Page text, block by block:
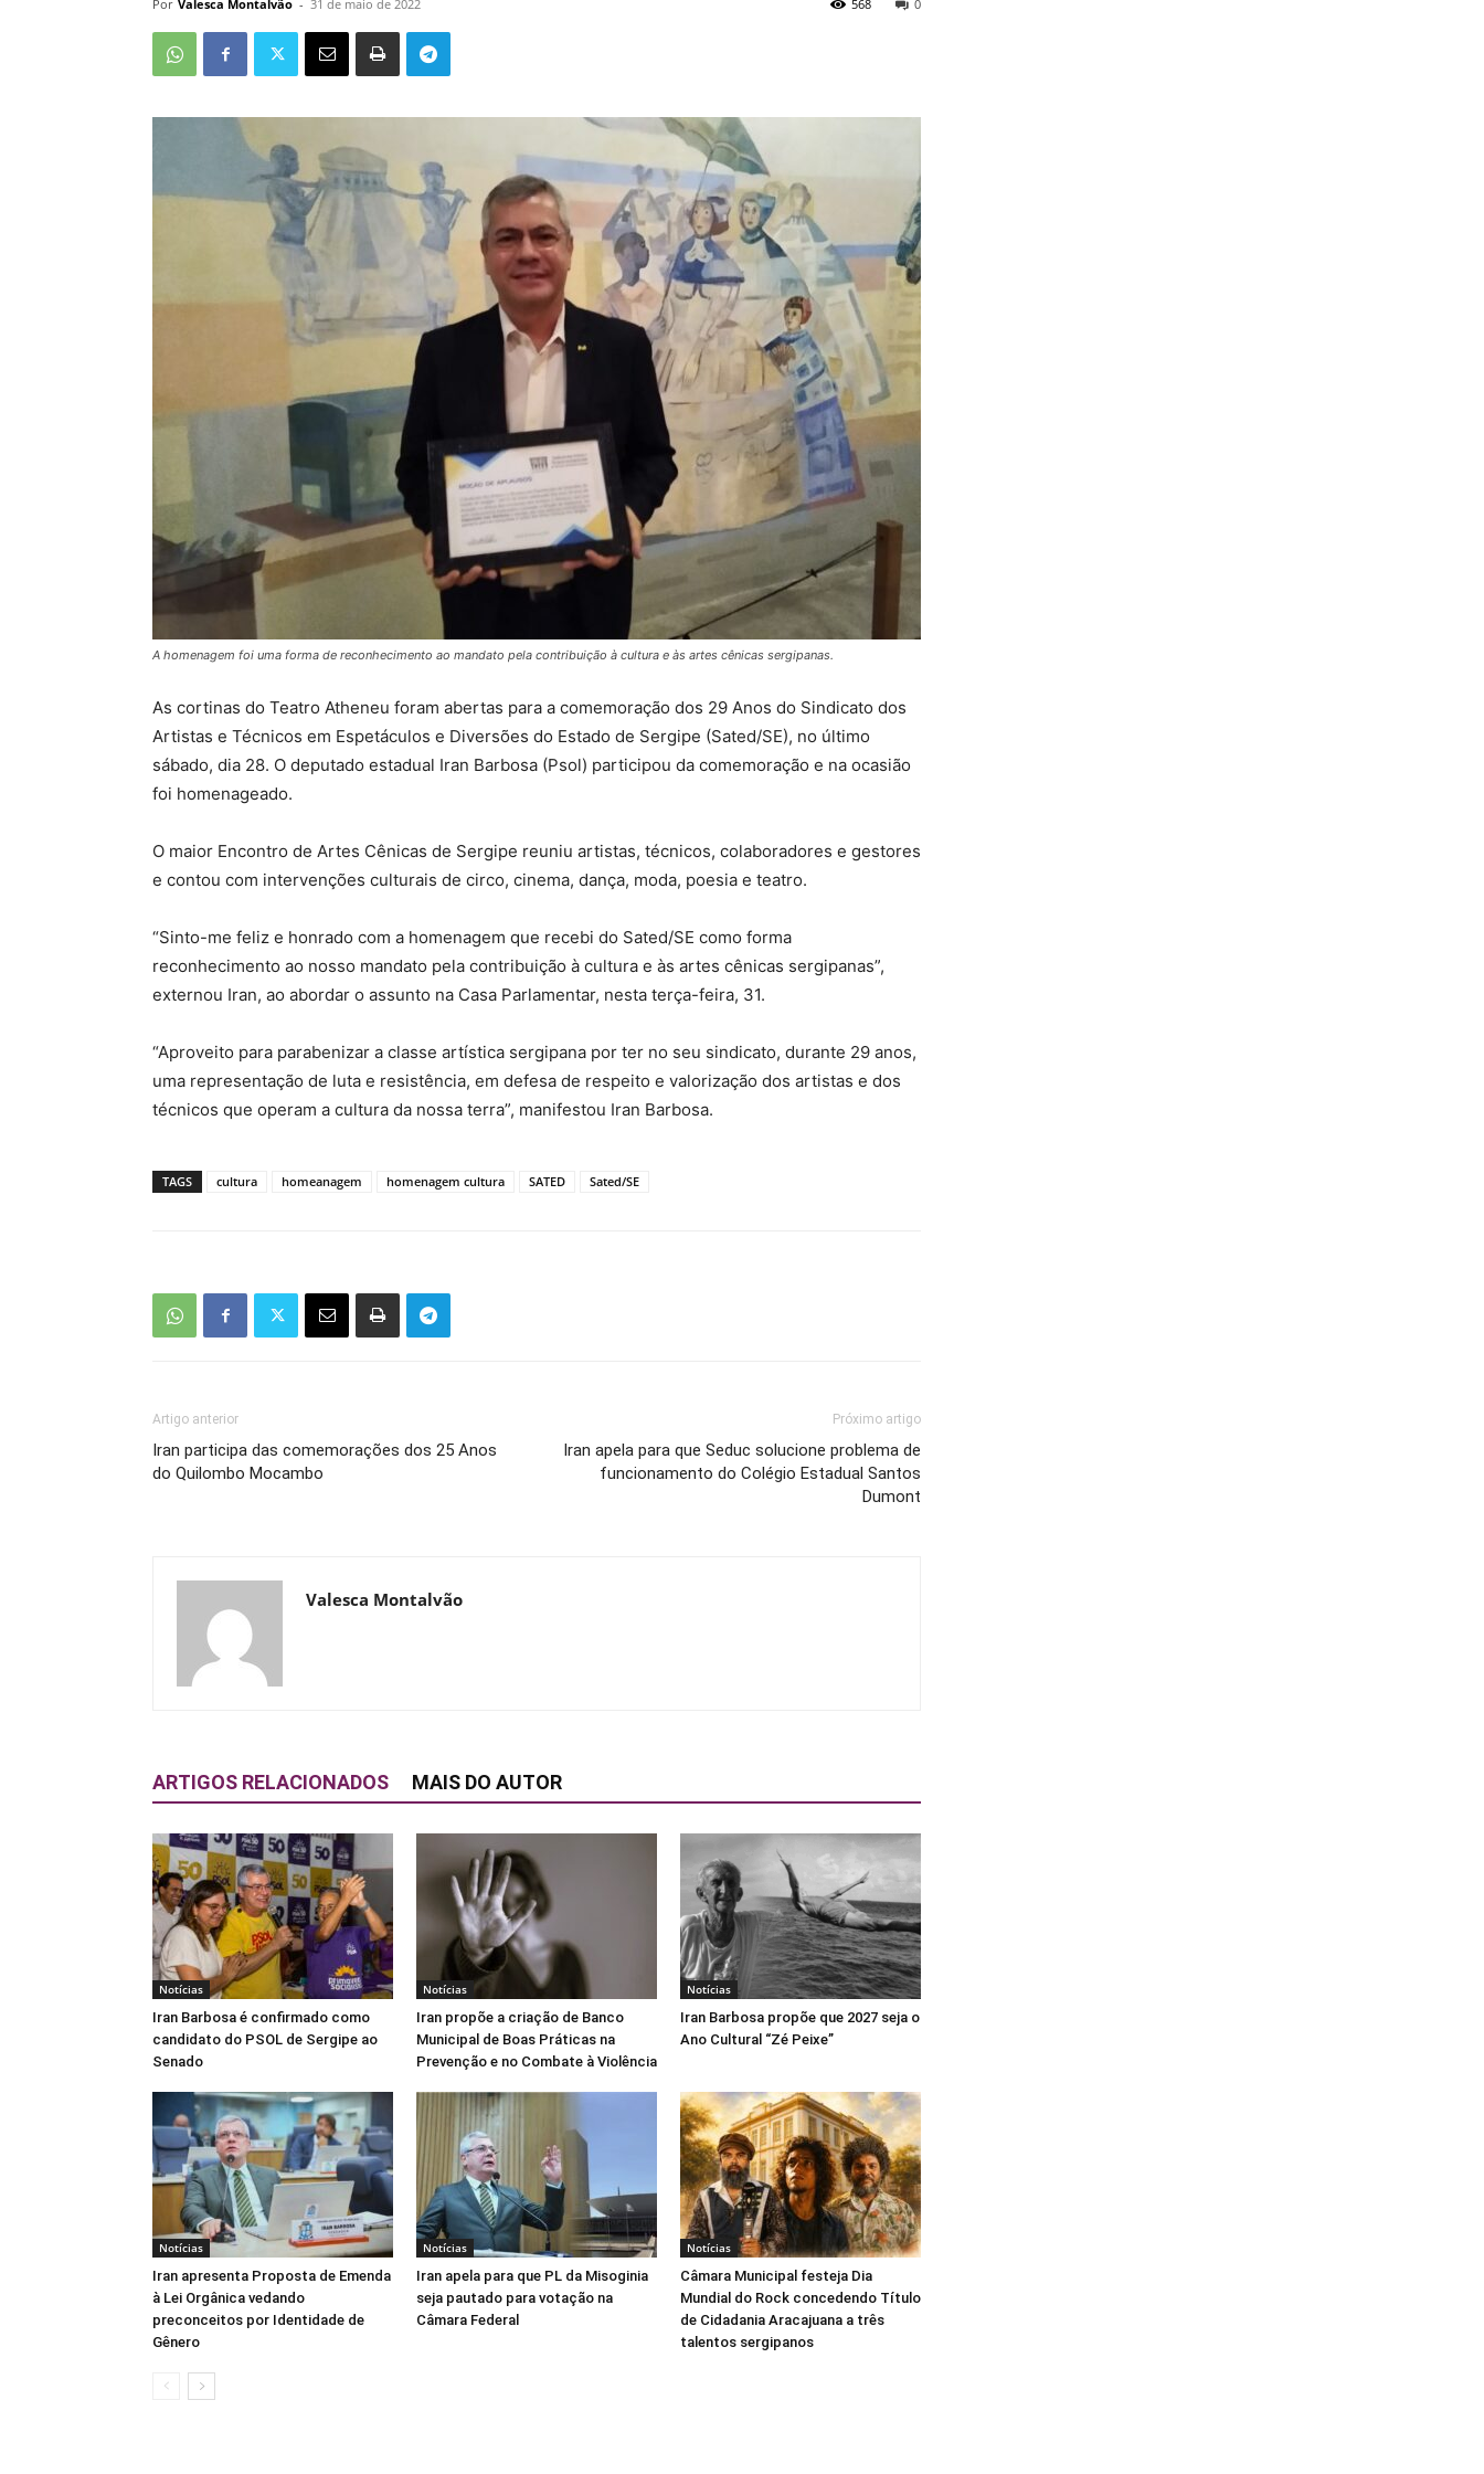
Por Valesca Montalvão - 31 de maio de 2022 0
568
A homenagem foi uma forma de reconhecimento ao mandato pela contribuição à cultura e às artes cênicas sergipanas.
As cortinas do Teatro Atheneu foram abertas para a comemoração dos 29 Anos do Sindicato dos
Artistas e Técnicos em Espetáculos e Diversões do Estado de Sergipe (Sated/SE), no último
sábado, dia 28. O deputado estadual Iran Barbosa (Psol) participou da comemoração e na ocasião
foi homenageado.
O maior Encontro de Artes Cênicas de Sergipe reuniu artistas, técnicos, colaboradores e gestores
e contou com intervenções culturais de circo, cinema, dança, moda, poesia e teatro.
“Sinto-me feliz e honrado com a homenagem que recebi do Sated/SE como forma
reconhecimento ao nosso mandato pela contribuição à cultura e às artes cênicas sergipanas”,
externou Iran, ao abordar o assunto na Casa Parlamentar, nesta terça-feira, 31.
“Aproveito para parabenizar a classe artística sergipana por ter no seu sindicato, durante 29 anos,
uma representação de luta e resistência, em defesa de respeito e valorização dos artistas e dos
técnicos que operam a cultura da nossa terra”, manifestou Iran Barbosa.
TAGS cultura homeanagem homenagem cultura SATED Sated/SE
Artigo anterior
Iran participa das comemorações dos 25 Anos
do Quilombo Mocambo
Próximo artigo
Iran apela para que Seduc solucione problema de
funcionamento do Colégio Estadual Santos
Dumont
Valesca Montalvão
ARTIGOS RELACIONADOS MAIS DO AUTOR
Notícias
Iran Barbosa é confirmado como
candidato do PSOL de Sergipe ao
Senado
Notícias
Iran propõe a criação de Banco
Municipal de Boas Práticas na
Prevenção e no Combate à Violência
Notícias
Iran Barbosa propõe que 2027 seja o
Ano Cultural “Zé Peixe”
Notícias
Iran apresenta Proposta de Emenda
à Lei Orgânica vedando
preconceitos por Identidade de
Gênero
Notícias
Iran apela para que PL da Misoginia
seja pautado para votação na
Câmara Federal
Notícias
Câmara Municipal festeja Dia
Mundial do Rock concedendo Título
de Cidadania Aracajuana a três
talentos sergipanos